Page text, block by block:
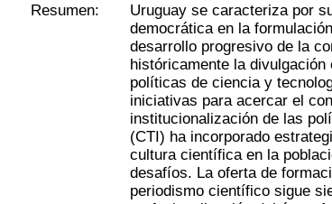
Resumen:
Uruguay se caracteriza por
democrática en la
desarrollo progresivo de la
históricamente la
políticas de ciencia y
iniciativas para acercar el
institucionalización de las
(CTI) ha incorporado
cultura científica en la
desafíos. La oferta de
periodismo científico sigue